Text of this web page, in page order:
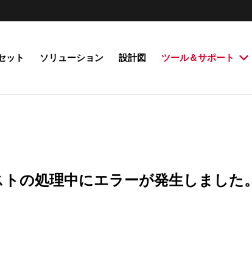
ット ソリューション 設計図 ツール＆サポート
の処理中にエラーが発生しました。